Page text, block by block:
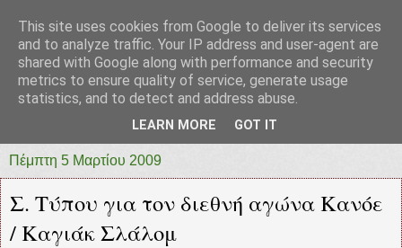
prototypia
"ΠΡΩΤΟΤΥΠΙΑ" * ΑΝΕΞΑΡΤΗΤΗ-ΗΛΕΚΤΡΟΝΙΚΗ-
Πέμπτη 5 Μαρτίου 2009
Σ. Τύπου για τον διεθνή αγώνα Κανόε
/ Καγιάκ Σλάλομ
This site uses cookies from Google to deliver its services
and to analyze traffic. Your IP address and user-agent are
shared with Google along with performance and security
metrics to ensure quality of service, generate usage
statistics, and to detect and address abuse.
LEARN MORE GOT IT